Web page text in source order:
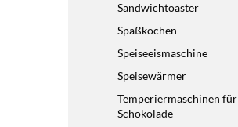
Sandwichtoaster
Spaßkochen
Speiseeismaschine
Speisewärmer
Temperiermaschinen für
Schokolade